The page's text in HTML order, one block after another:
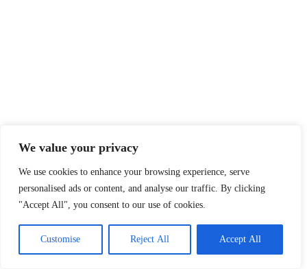
We value your privacy
We use cookies to enhance your browsing experience, serve
personalised ads or content, and analyse our traffic. By clicking
"Accept All", you consent to our use of cookies.
Customise Reject All Accept All